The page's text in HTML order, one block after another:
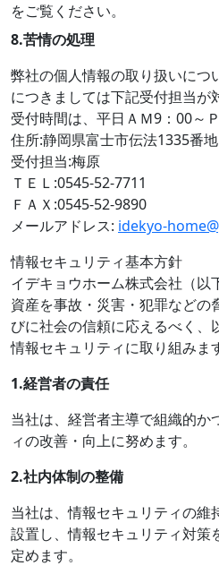
をご覧ください。
8.苦情の処理
弊社の個人情報の取り扱いにつ
につきましては下記受付担当が
受付時間は、平日ＡＭ9：00～
住所:静岡県富士市伝法1335番地
受付担当:梅原
ＴＥＬ:0545-52-7711
ＦＡＸ:0545-52-9890
メールアドレス: idekyo-
情報セキュリティ基本方針
イデキョウホーム株式会社（以
資産を事故・災害・犯罪などの
びに社会の信頼に応えるべく、
情報セキュリティに取り組みま
1.経営者の責任
当社は、経営者主導で組織的か
ィの改善・向上に努めます。
2.社内体制の整備
当社は、情報セキュリティの維
設置し、情報セキュリティ対策
定めます。